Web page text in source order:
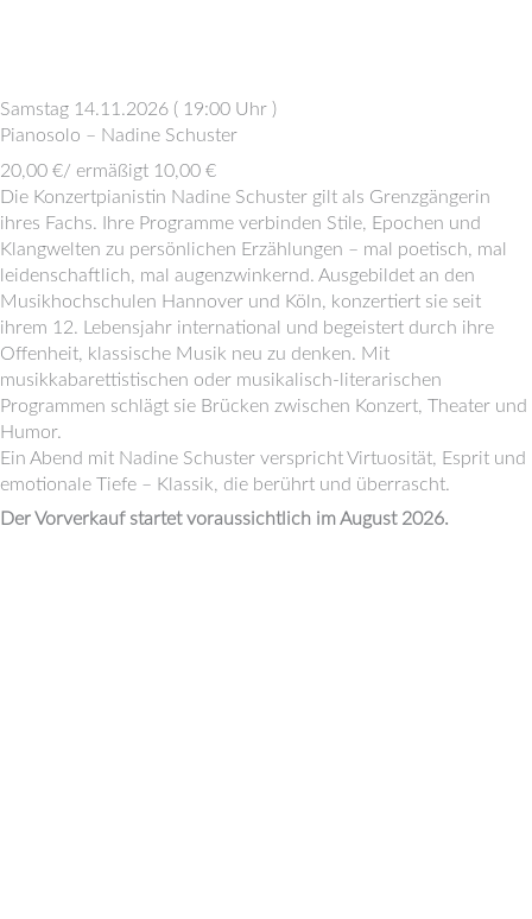
Samstag 14.11.2026 ( 19:00 Uhr )
Pianosolo – Nadine Schuster
20,00 €/ ermäßigt 10,00 €
Die Konzertpianistin Nadine Schuster gilt als Grenzgängerin
ihres Fachs. Ihre Programme verbinden Stile, Epochen und
Klangwelten zu persönlichen Erzählungen – mal poetisch, mal
leidenschaftlich, mal augenzwinkernd. Ausgebildet an den
Musikhochschulen Hannover und Köln, konzertiert sie seit
ihrem 12. Lebensjahr international und begeistert durch ihre
Offenheit, klassische Musik neu zu denken. Mit
musikkabarettistischen oder musikalisch-literarischen
Programmen schlägt sie Brücken zwischen Konzert, Theater und
Humor.
Ein Abend mit Nadine Schuster verspricht Virtuosität, Esprit und
emotionale Tiefe – Klassik, die berührt und überrascht.
Der Vorverkauf startet voraussichtlich im August 2026.